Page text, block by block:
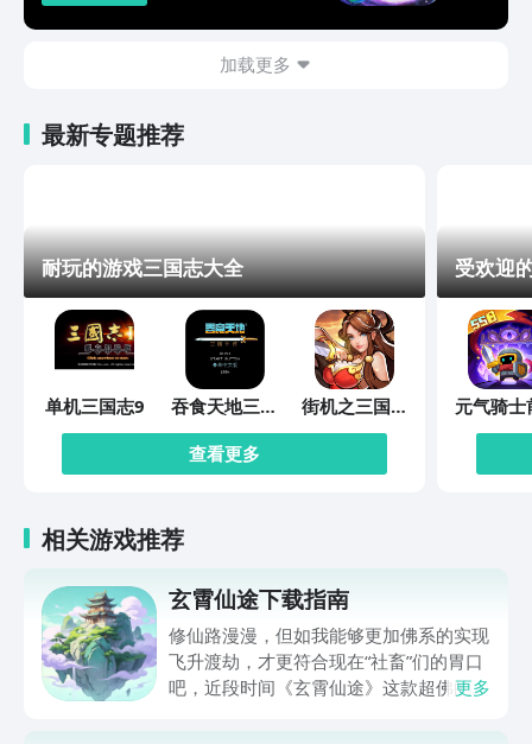
加载更多
最新专题推荐
耐玩的游戏三国志大全
单机三国志9 吞食天地三国
志
街机之三国战
记
查看更多
受欢迎
元气骑士
相关游戏推荐
玄霄仙途下载指南
修仙路漫漫，但如我能够更加佛系的实现
飞升渡劫，才更符合现在“社畜”们的胃口
吧，近段时间《玄霄仙途》这款超佛的文
更多